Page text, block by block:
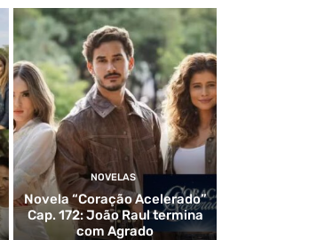
NOVELAS
Novela “Coração Acelerado”
Cap. 172: João Raul termina
com Agrado